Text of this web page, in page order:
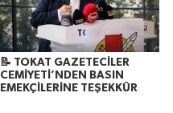
📝 TOKAT GAZETECİLER
CEMİYETİ’NDEN BASIN
EMEKÇİLERİNE TEŞEKKÜR